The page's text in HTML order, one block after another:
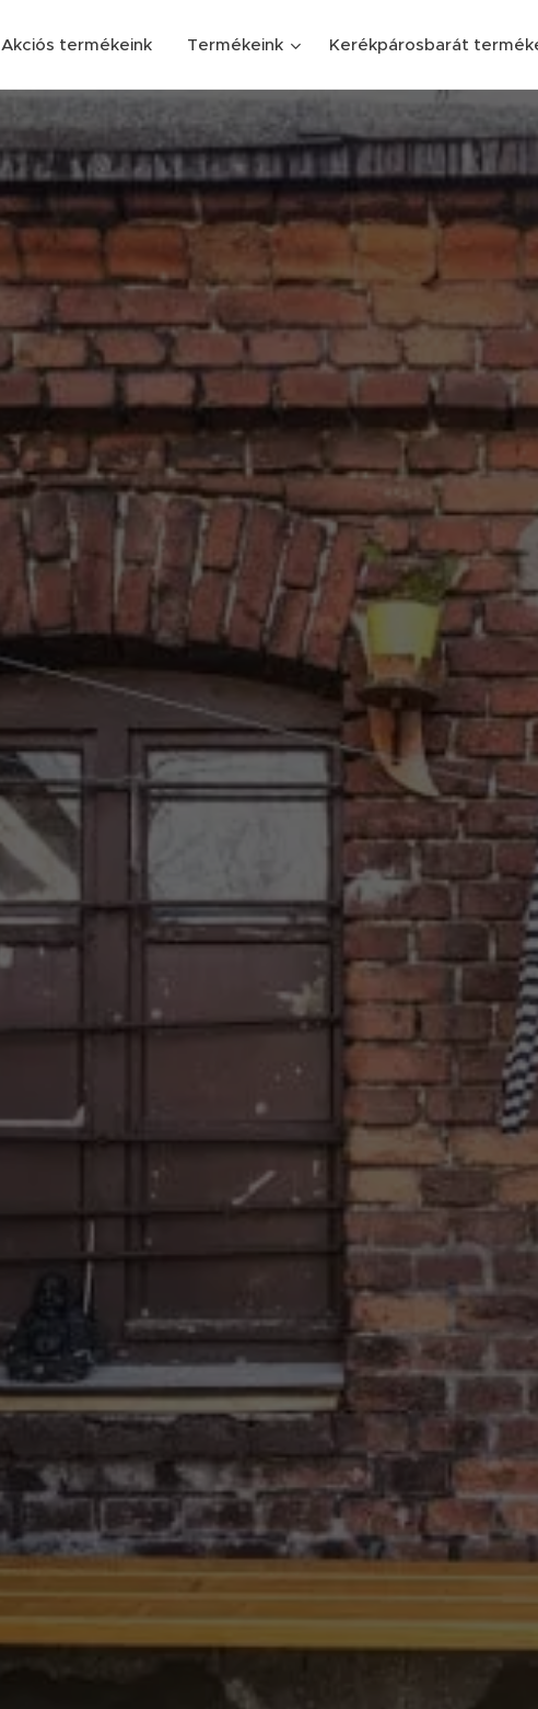
Akciós termékeink Termékeink Kerékpárosbarát